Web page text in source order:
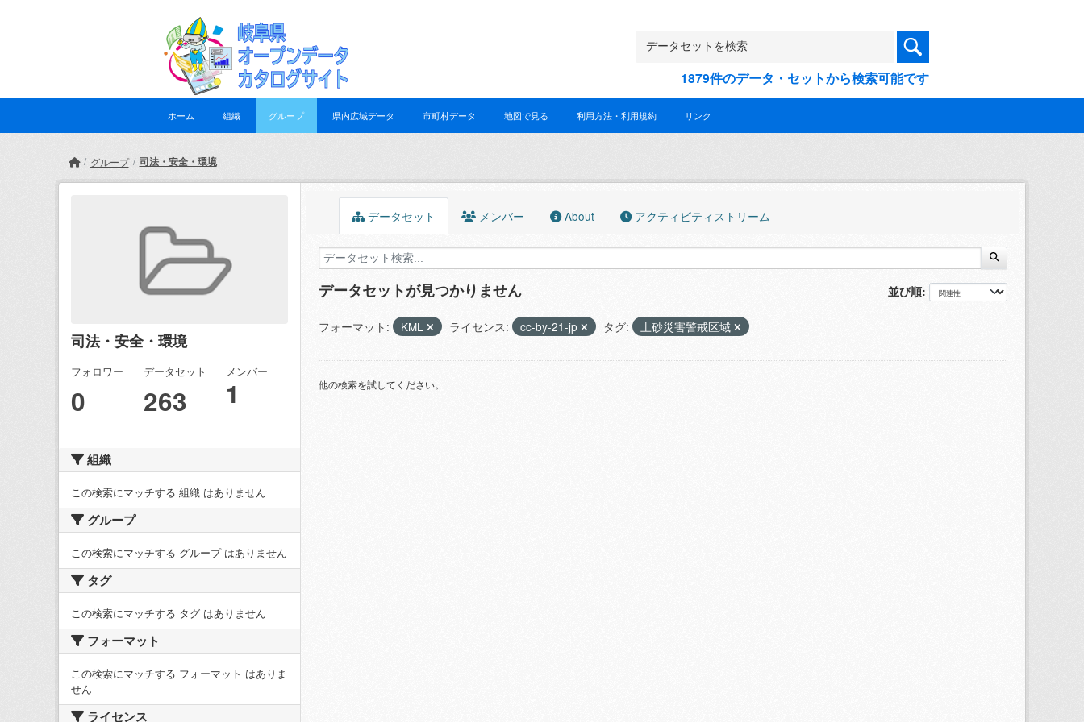
1879件のデータ・セットから検索可能です
ホーム 組織 グループ 県内広域データ 市町村データ 地図で見る 利用方法・利用規約 リンク
グループ 司法・安全・環境
司法・安全・環境
フォロワー
0
データセット
263
メンバー
1
組織
この検索にマッチする 組織 はありません
グループ
この検索にマッチする グループ はありません
タグ
この検索にマッチする タグ はありません
フォーマット
この検索にマッチする フォーマット はありま
せん
ライセンス
データセット メンバー About アクティビティストリーム
並び順
データセットが見つかりません
フォーマット: KML ライセンス: cc-by-21-jp タグ: 土砂災害警戒区域
他の検索を試してください。